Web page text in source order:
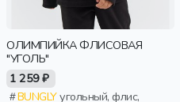
ОЛИМПИЙКА ФЛИСОВАЯ
"УГОЛЬ"
1 259 ₽
BUNGLYугольный, флис,